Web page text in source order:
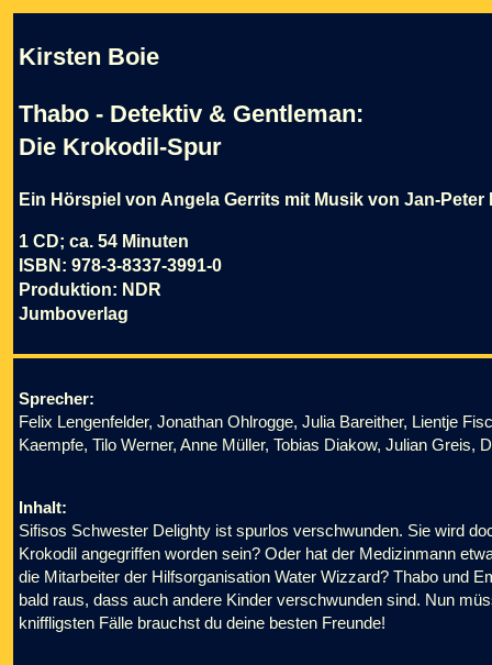
Kirsten Boie
Thabo - Detektiv & Gentleman:
Die Krokodil-Spur
Ein Hörspiel von Angela Gerrits mit Musik von Jan-Peter
1 CD; ca. 54 Minuten
ISBN: 978-3-8337-3991-0
Produktion: NDR
Jumboverlag
Sprecher:
Felix Lengenfelder, Jonathan Ohlrogge, Julia Bareither, Lientje
Kaempfe, Tilo Werner, Anne Müller, Tobias Diakow, Julian Greis,
Inhalt:
Sifisos Schwester Delighty ist spurlos verschwunden. Sie wird
Krokodil angegriffen worden sein? Oder hat der Medizinmann
die Mitarbeiter der Hilfsorganisation Water Wizzard? Thabo und
bald raus, dass auch andere Kinder verschwunden sind. Nun
kniffligsten Fälle brauchst du deine besten Freunde!